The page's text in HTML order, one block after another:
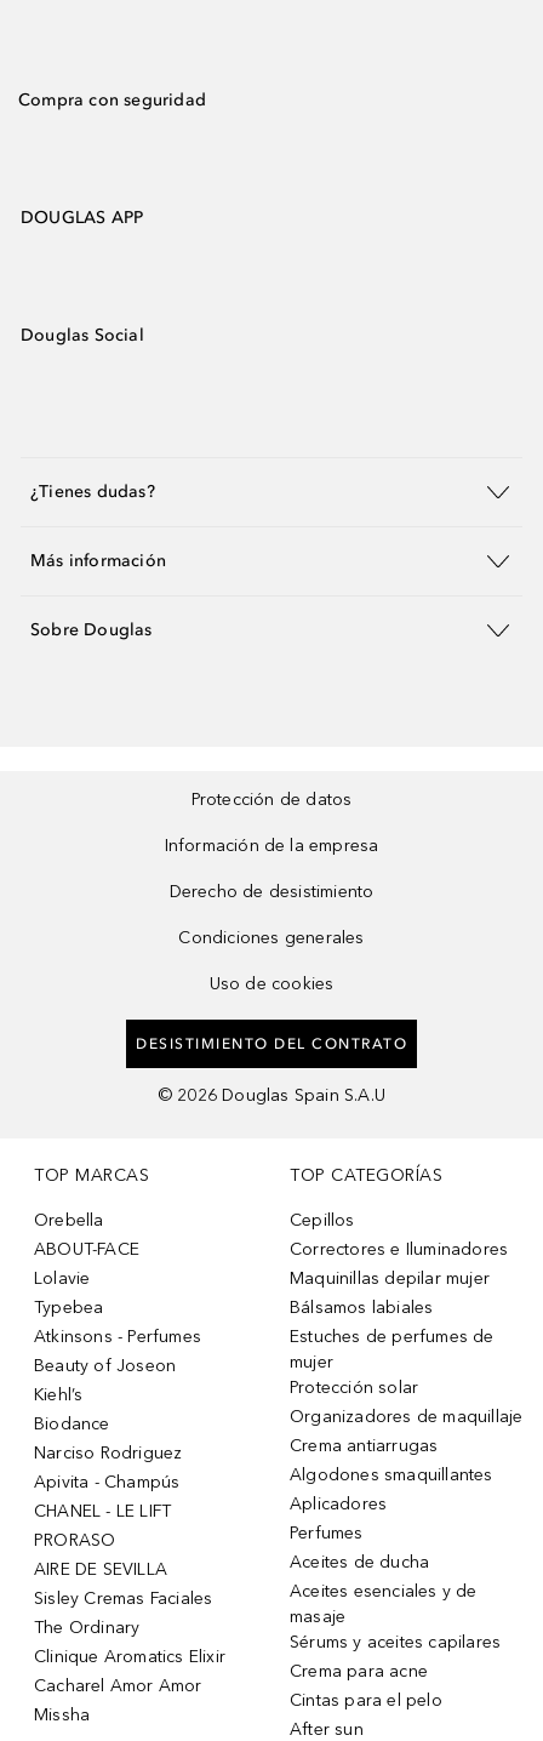
Compra con seguridad
DOUGLAS APP
Douglas Social
¿Tienes dudas?
Más información
Sobre Douglas
Protección de datos
Información de la empresa
Derecho de desistimiento
Condiciones generales
Uso de cookies
DESISTIMIENTO DEL CONTRATO
© 2026 Douglas Spain S.A.U
TOP MARCAS
Orebella
ABOUT-FACE
Lolavie
Typebea
Atkinsons - Perfumes
Beauty of Joseon
Kiehl’s
Biodance
Narciso Rodriguez
Apivita - Champús
CHANEL - LE LIFT
PRORASO
AIRE DE SEVILLA
Sisley Cremas Faciales
The Ordinary
Clinique Aromatics Elixir
Cacharel Amor Amor
Missha
TOP CATEGORÍAS
Cepillos
Correctores e Iluminadores
Maquinillas depilar mujer
Bálsamos labiales
Estuches de perfumes de
mujer
Protección solar
Organizadores de maquillaje
Crema antiarrugas
Algodones smaquillantes
Aplicadores
Perfumes
Aceites de ducha
Aceites esenciales y de
masaje
Sérums y aceites capilares
Crema para acne
Cintas para el pelo
After sun